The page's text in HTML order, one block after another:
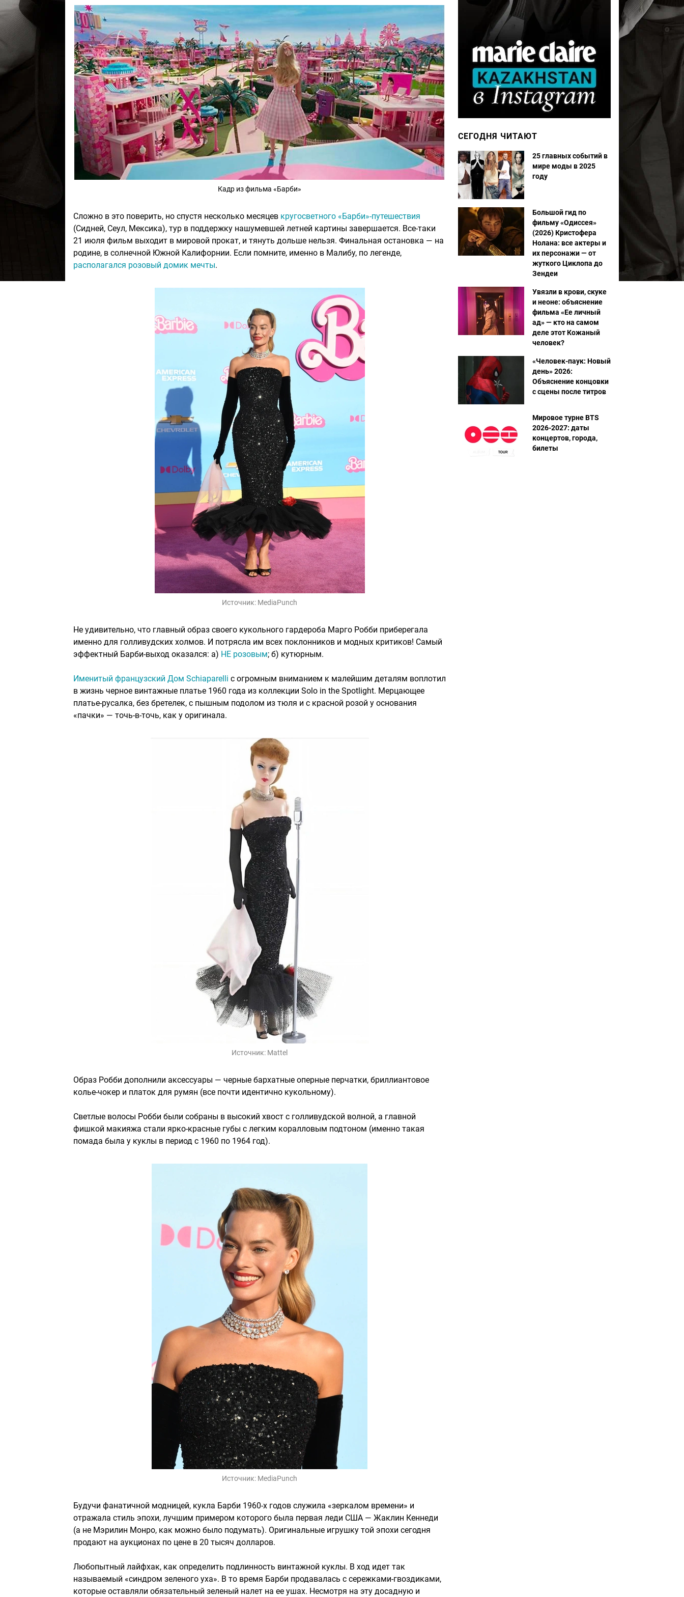
Кадр из фильма «Барби»
Сложно в это поверить, но спустя несколько месяцев кругосветного «Барби»-путешествия
(Сидней, Сеул, Мексика), тур в поддержку нашумевшей летней картины завершается. Все-таки
21 июля фильм выходит в мировой прокат, и тянуть дольше нельзя. Финальная остановка — на
родине, в солнечной Южной Калифорнии. Если помните, именно в Малибу, по легенде,
располагался розовый домик мечты.
Источник: MediaPunch
Не удивительно, что главный образ своего кукольного гардероба Марго Робби приберегала
именно для голливудских холмов. И потрясла им всех поклонников и модных критиков! Самый
эффектный Барби-выход оказался: а) НЕ розовым; б) кутюрным.
Именитый французский Дом Schiaparelli с огромным вниманием к малейшим деталям воплотил
в жизнь черное винтажные платье 1960 года из коллекции Solo in the Spotlight. Мерцающее
платье-русалка, без бретелек, с пышным подолом из тюля и с красной розой у основания
«пачки» — точь-в-точь, как у оригинала.
Источник: Mattel
Образ Робби дополнили аксессуары — черные бархатные оперные перчатки, бриллиантовое
колье-чокер и платок для румян (все почти идентично кукольному).
Светлые волосы Робби были собраны в высокий хвост с голливудской волной, а главной
фишкой макияжа стали ярко-красные губы с легким коралловым подтоном (именно такая
помада была у куклы в период с 1960 по 1964 год).
Источник: MediaPunch
Будучи фанатичной модницей, кукла Барби 1960-х годов служила «зеркалом времени» и
отражала стиль эпохи, лучшим примером которого была первая леди США — Жаклин Кеннеди
(а не Мэрилин Монро, как можно было подумать). Оригинальные игрушку той эпохи сегодня
продают на аукционах по цене в 20 тысяч долларов.
Любопытный лайфхак, как определить подлинность винтажной куклы. В ход идет так
называемый «синдром зеленого уха». В то время Барби продавалась с сережками-гвоздиками,
которые оставляли обязательный зеленый налет на ее ушах. Несмотря на эту досадную и
СЕГОДНЯ ЧИТАЮТ
25 главных событий в
мире моды в 2025
году
Большой гид по
фильму «Одиссея»
(2026) Кристофера
Нолана: все актеры и
их персонажи — от
жуткого Циклопа до
Зендеи
Увязли в крови, скуке
и неоне: объяснение
фильма «Ее личный
ад» — кто на самом
деле этот Кожаный
человек?
«Человек-паук: Новый
день» 2026:
Объяснение концовки
с сцены после титров
Мировое турне BTS
2026-2027: даты
концертов, города,
билеты